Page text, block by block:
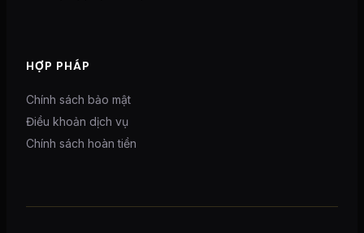
HỢP PHÁP
Chính sách bảo mật
Điều khoản dịch vụ
Chính sách hoàn tiền